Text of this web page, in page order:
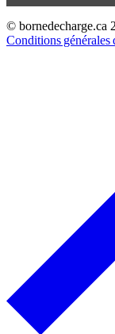
© bornedecharge.ca
Conditions générales